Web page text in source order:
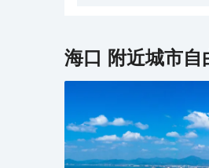
海口 附近城市自